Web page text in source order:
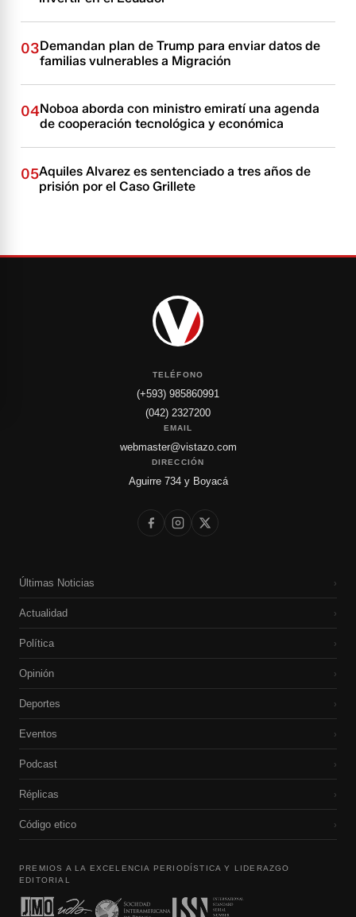
03Demandan plan de Trump para enviar datos de
familias vulnerables a Migración
04Noboa aborda con ministro emiratí una agenda
de cooperación tecnológica y económica
05Aquiles Alvarez es sentenciado a tres años de
prisión por el Caso Grillete
TELÉFONO
(+593) 985860991
(042) 2327200
EMAIL
webmaster@vistazo.com
DIRECCIÓN
Aguirre 734 y Boyacá
Últimas Noticias ›
Actualidad ›
Política ›
Opinión ›
Deportes ›
Eventos ›
Podcast ›
Réplicas ›
Código etico ›
PREMIOS A LA EXCELENCIA PERIODÍSTICA Y LIDERAZGO
EDITORIAL